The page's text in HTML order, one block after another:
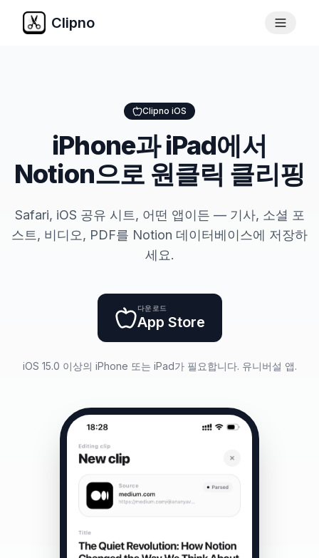
Clipno
Clipno iOS
iPhone과 iPad에서
Notion으로 원클릭 클리핑
Safari, iOS 공유 시트, 어떤 앱이든 — 기사, 소셜 포
스트, 비디오, PDF를 Notion 데이터베이스에 저장하
세요.
다운로드
App Store
iOS 15.0 이상의 iPhone 또는 iPad가 필요합니다. 유니버설 앱.